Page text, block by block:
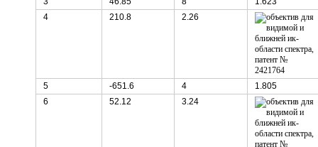
4
210.8 2.26
5 -651.6 4
1.805
6
52.12 3.24